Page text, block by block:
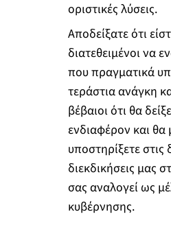
οριστικές λύσεις.
Αποδείξατε ότι
διατεθειμένοι να
που πραγματικά
τεράστια ανάγκη
βέβαιοι ότι θα
ενδιαφέρον και θα
υποστηρίξετε στις
διεκδικήσεις μας
σας αναλογεί ως
κυβέρνησης.